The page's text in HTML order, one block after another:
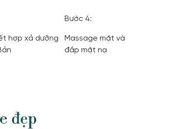
hợp xả dưỡng
Bước 4:
Massage mặt và
đắp mặt nạ
đẹp